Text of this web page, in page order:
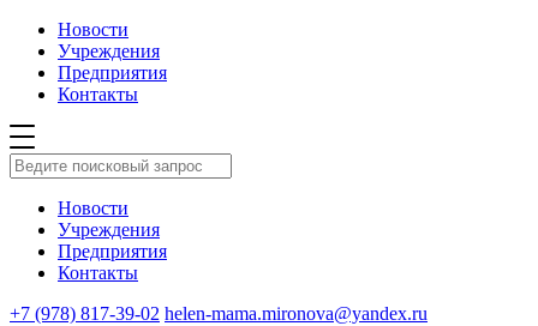
Новости
Учреждения
Предприятия
Контакты
Новости
Учреждения
Предприятия
Контакты
+7 (978) 817-39-02 helen-mama.mironova@yandex.ru